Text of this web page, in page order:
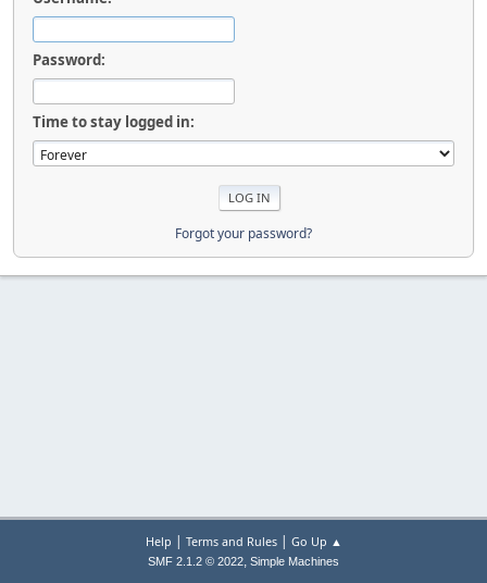
Password:
Time to stay logged in:
Forgot your password?
Help | Terms and Rules| Go Up ▲
SMF 2.1.2 © 2022, Simple Machines